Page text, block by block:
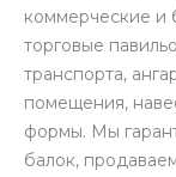
коммерческие и
торговые
транспорта,
помещения,
формы. Мы
балок,